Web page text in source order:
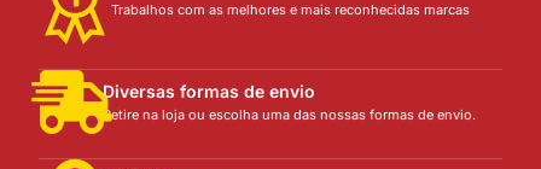
Trabalhos com as melhores e mais reconhecidas marcas
Diversas formas de envio
Retire na loja ou escolha uma das nossas formas de envio.